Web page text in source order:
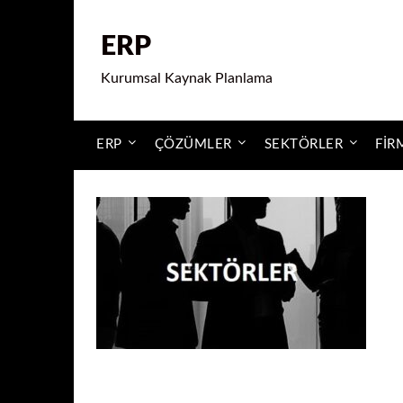
ERP
Kurumsal Kaynak Planlama
ERP ÇÖZÜMLER SEKTÖRLER